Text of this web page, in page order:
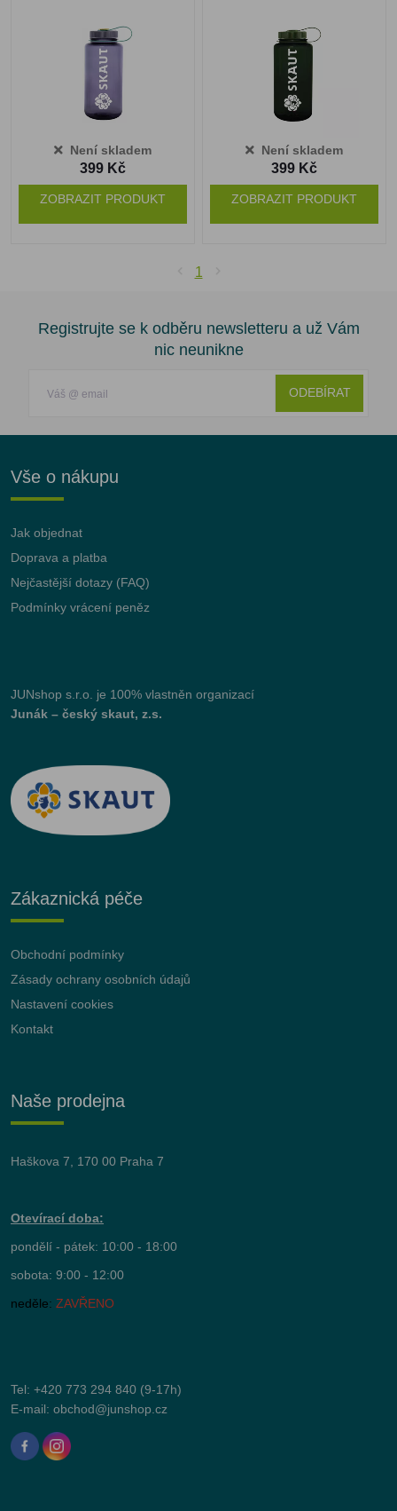
Není skladem
399 Kč
ZOBRAZIT PRODUKT
Není skladem
399 Kč
ZOBRAZIT PRODUKT
1
Registrujte se k odběru newsletteru a už Vám
nic neunikne
ODEBÍRAT
Vše o nákupu
Jak objednat
Doprava a platba
Nejčastější dotazy (FAQ)
Podmínky vrácení peněz
JUNshop s.r.o.
je 100% vlastněn organizací
Junák – český skaut, z.s.
Zákaznická péče
Obchodní podmínky
Zásady ochrany osobních údajů
Nastavení cookies
Kontakt
Naše prodejna
Haškova 7, 170 00 Praha 7
Otevírací doba:
pondělí - pátek: 10:00 - 18:00
sobota: 9:00 - 12:00
neděle: ZAVŘENO
Tel: +420 773 294 840 (9-17h)
E-mail: obchod@junshop.cz